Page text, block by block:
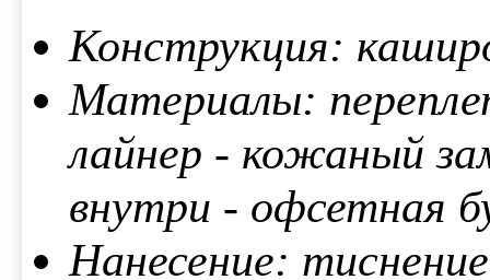
Конструкция:
Материалы:
лайнер - кожаный
внутри - офсетная
Нанесение: